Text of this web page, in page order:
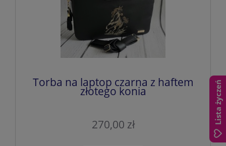
Torba na laptop czarna z haftem
złotego konia
270,00 zł Lista życzeń